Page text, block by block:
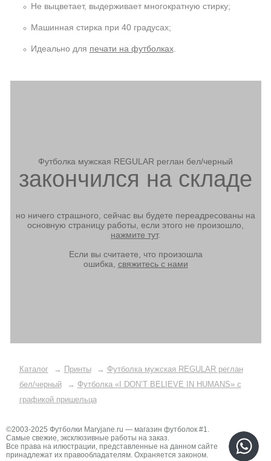
Не выцветает, выдерживает многократную стирку;
Машинная стирка при 40 градусах;
Идеально для печати на футболках.
Футболка мужская REGULAR реглан бел/черный
закончился на складе
но ничего страшного, сейчас вы будете переадресованы на
основную страницу работы, если этого не произошло,
нажмите тут.
Если вы считаете, что произошла
ошибка, свяжитесь с нами
Каталог → Принты → Футболка мужская REGULAR реглан
бел/черный
→ Футболка «I DON’T BELIEVE IN HUMANS» с
графикой пришельца
©2003-2025 Футболки Maryjane.ru — магазин футболок #1.
Самые свежие, эксклюзивные работы на заказ.
Все права на илюстрации, представленные на данном сайте
принадлежат их правообладателям. Охраняется законом.